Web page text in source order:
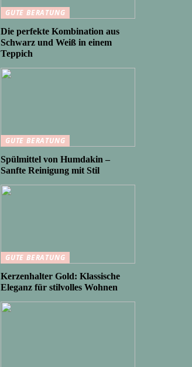
GUTE BERATUNG
Die perfekte Kombination aus
Schwarz und Weiß in einem
Teppich
GUTE BERATUNG
Spülmittel von Humdakin –
Sanfte Reinigung mit Stil
GUTE BERATUNG
Kerzenhalter Gold: Klassische
Eleganz für stilvolles Wohnen